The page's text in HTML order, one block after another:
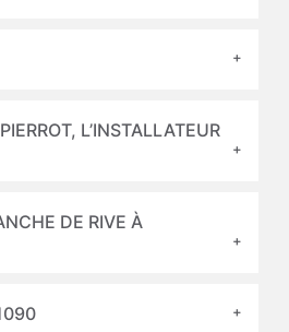
L’INSTALLATEUR
DE RIVE À